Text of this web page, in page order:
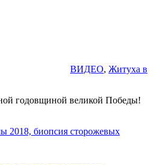
ВИДЕО, Житуха в
годовщиной великой Победы!